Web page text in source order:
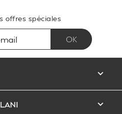
offres spéciales

